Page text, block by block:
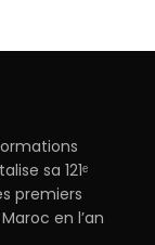
sa 121ᵉ
premiers
en l’an